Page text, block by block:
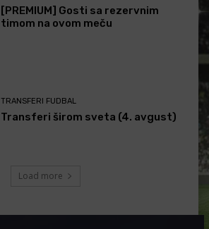
[PREMIUM] Gosti sa rezervnim
timom na ovom meču
TRANSFERI FUDBAL
Transferi širom sveta (4. avgust)
Load more